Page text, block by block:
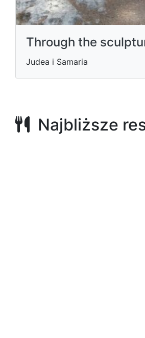
Through the
Judea i Samaria
Najbliższe